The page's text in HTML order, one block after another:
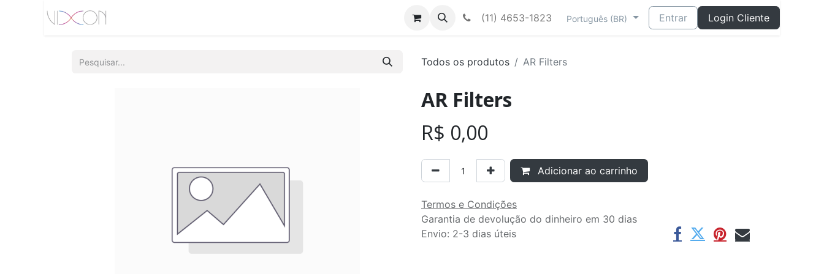
(11) 4653-1823 Português (BR) Entrar Login Cliente
Todos os produtos AR Filters
AR Filters
R$ 0,00
Adicionar ao carrinho
Termos e Condições
Garantia de devolução do dinheiro em 30 dias
Envio: 2-3 dias úteis